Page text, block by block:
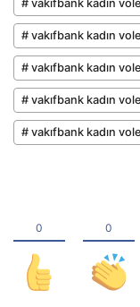
# vakıfbank kadın
# vakıfbank kadın
# vakıfbank kadın
# vakıfbank kadın
# vakıfbank kadın